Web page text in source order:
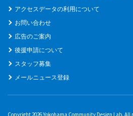
アクセスデータの利用について
お問い合わせ
広告のご案内
後援申請について
スタッフ募集
メールニュース登録